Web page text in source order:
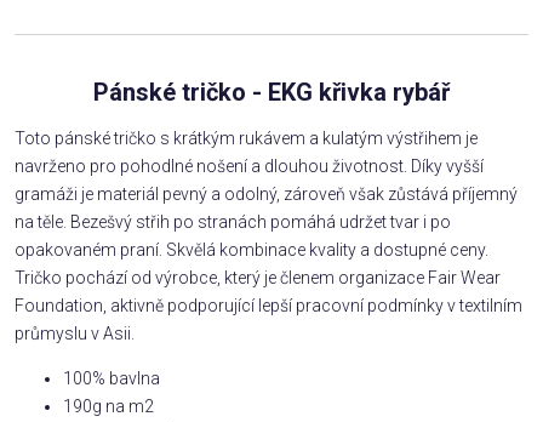
Pánské tričko - EKG křivka rybář
Toto pánské tričko s krátkým rukávem a kulatým výstřihem je
navrženo pro pohodlné nošení a dlouhou životnost. Díky vyšší
gramáži je materiál pevný a odolný, zároveň však zůstává příjemný
na těle. Bezešvý střih po stranách pomáhá udržet tvar i po
opakovaném praní. Skvělá kombinace kvality a dostupné ceny.
Tričko pochází od výrobce, který je členem organizace Fair Wear
Foundation, aktivně podporující lepší pracovní podmínky v textilním
průmyslu v Asii.
100% bavlna
190g na m2